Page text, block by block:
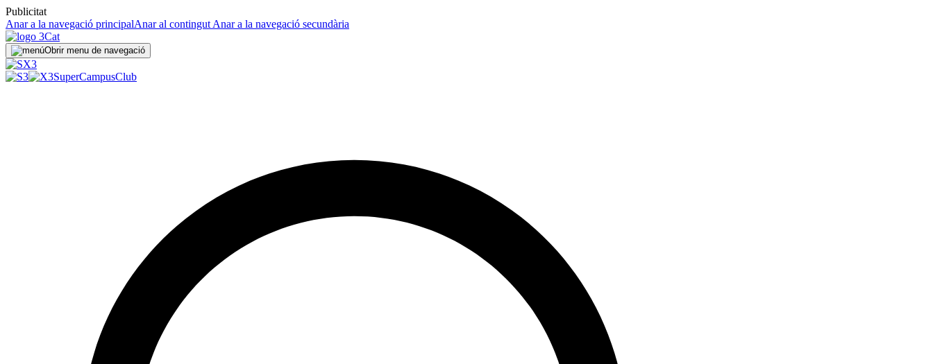
Publicitat
Anar a la navegació principalAnar al contingut Anar a la navegació secundària
Obrir menu de navegació
SuperCampusClub